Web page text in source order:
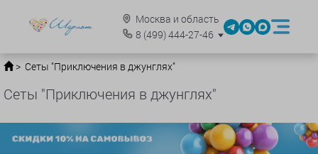
Москва и область
8 (499)444-27-46
Сеты "Приключения в джунглях"
Сеты "Приключения в джунглях"